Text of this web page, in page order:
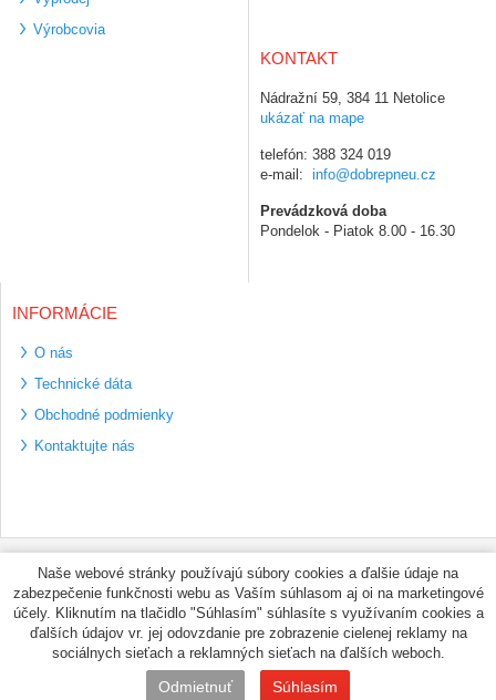
Výrobcovia
KONTAKT
Nádražní 59, 384 11 Netolice
ukázať na mape
telefón: 388 324 019
e-mail: info@dobrepneu.cz
Prevádzková doba
Pondelok - Piatok 8.00 - 16.30
INFORMÁCIE
O nás
Technické dáta
Obchodné podmienky
Kontaktujte nás
Bezpečné platební
metody
Využíváme zasílání
PPL
© PNEUMAX.SK 2026 by
Naše webové stránky používajú súbory cookies a ďalšie údaje na
zabezpečenie funkčnosti webu as Vaším súhlasom aj oi na marketingové
účely. Kliknutím na tlačidlo "Súhlasím" súhlasíte s využívaním cookies a
ďalších údajov vr. jej odovzdanie pre zobrazenie cielenej reklamy na
sociálnych sieťach a reklamných sieťach na ďalších weboch.
Odmietnuť Súhlasím